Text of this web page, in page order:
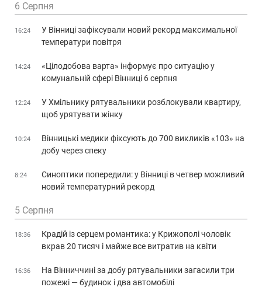
6 Серпня
16:24
У Вінниці зафіксували новий рекорд максимальної
температури повітря
14:24
«Цілодобова варта» інформує про ситуацію у
комунальній сфері Вінниці 6 серпня
12:24
У Хмільнику рятувальники розблокували квартиру,
щоб урятувати жінку
10:24
Вінницькі медики фіксують до 700 викликів «103» на
добу через спеку
8:24
Синоптики попередили: у Вінниці в четвер можливий
новий температурний рекорд
5 Серпня
18:36
Крадій із серцем романтика: у Крижополі чоловік
вкрав 20 тисяч і майже все витратив на квіти
16:36
На Вінниччині за добу рятувальники загасили три
пожежі — будинок і два автомобілі